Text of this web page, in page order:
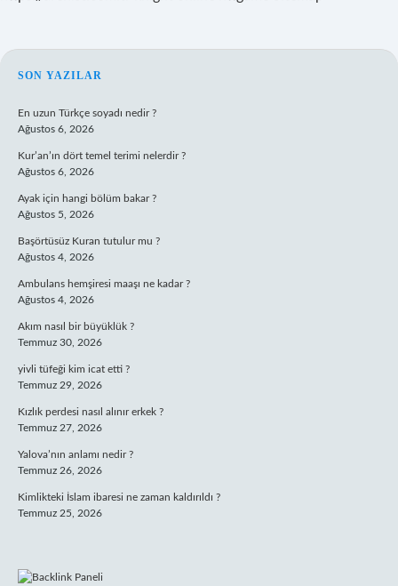
SIDEBAR
SON YAZILAR
En uzun Türkçe soyadı nedir ?
Ağustos 6, 2026
Kur’an’ın dört temel terimi nelerdir ?
Ağustos 6, 2026
Ayak için hangi bölüm bakar ?
Ağustos 5, 2026
Başörtüsüz Kuran tutulur mu ?
Ağustos 4, 2026
Ambulans hemşiresi maaşı ne kadar ?
Ağustos 4, 2026
Akım nasıl bir büyüklük ?
Temmuz 30, 2026
yivli tüfeği kim icat etti ?
Temmuz 29, 2026
Kızlık perdesi nasıl alınır erkek ?
Temmuz 27, 2026
Yalova’nın anlamı nedir ?
Temmuz 26, 2026
Kimlikteki İslam ibaresi ne zaman kaldırıldı ?
Temmuz 25, 2026